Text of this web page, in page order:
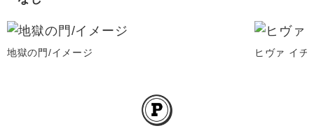
地獄の門/イメージ ヒヴァ イ